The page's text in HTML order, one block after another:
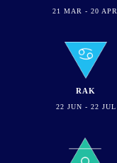
21 MAR - 20 APR
RAK
22 JUN - 22 JUL